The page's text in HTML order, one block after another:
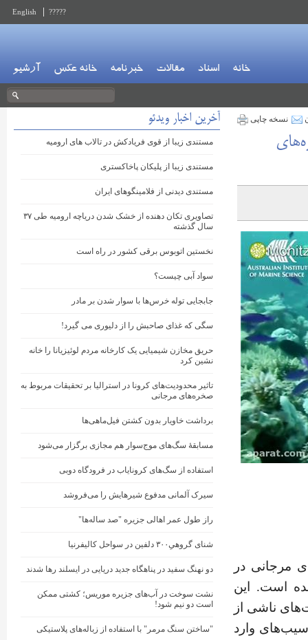
?????
English
خانه اسناد مقالات خبرنامه خانه عکس آرشیو
نسخه چاپی
مرجانی در
است. این
ناشی از
وارد
آخرین اخبار ویدئو
مستندی زیبا از قوی فریادکش در تالاب های ارومیه
مستندی زیبا از پلیکان پاخاکستری
مستندی دیدنی از فلامینگوهای ایران
تصاویری تکان دهنده از خشک شدن دریاچه ارومیه طی ۳۷
سال گذشته
نخستین اتوبوس برقی کشور در راه است
سواد آبی چیست؟
جابجایی توله خرس‌ها با سوار شدن بر مادر
سگی که غذای صاحبش را از دلیوری می گیرد!
حریق مخازن شیمیایی یک کارخانه مردم لوئیزیانا را خانه
نشین کرد
تاثیر محدودیت‌های کرونا در استرالیا بر تحقیقات مربوط به
صخره‌های مرجانی
برداشت خاویار بدون کشتن فیل‌ماهی‌ها
مسابقهٔ سگ‌های موج‌سوار هم مجازی برگزار می‌شود
استفاده از سگ‌های کرونایاب در فرودگاه دوبی
سیرک آلمانی مدفوع شیرهایش را می‌فروشد
راز طول عمر اهالی جزیره "صد ساله‌ها"
شنای گروهیِ۳۰۰ دلفین در سواحل کالیفرنیا
دو نهنگ‌ سفید در پناهگاه جدید دریایی در ایسلند رها شدند
نشت سوخت در آب‌های جزیره موریس؛ کشتی ممکن
است دو نیم شود!
"ساختن سنگ مرمر" با استفاده از زباله‌های پلاستیکی